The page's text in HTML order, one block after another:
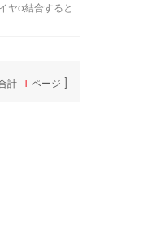
ヤo結合すると
計 1 ページ